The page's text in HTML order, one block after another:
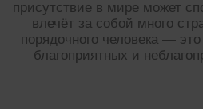
присутствие в мире может
влечёт за собой много
порядочного человека —
благоприятных и